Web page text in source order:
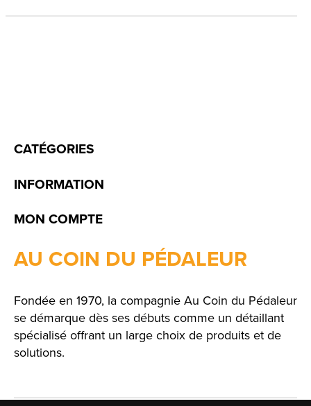
CATÉGORIES
INFORMATION
MON COMPTE
AU COIN DU PÉDALEUR
Fondée en 1970, la compagnie Au Coin du Pédaleur
se démarque dès ses débuts comme un détaillant
spécialisé offrant un large choix de produits et de
solutions.